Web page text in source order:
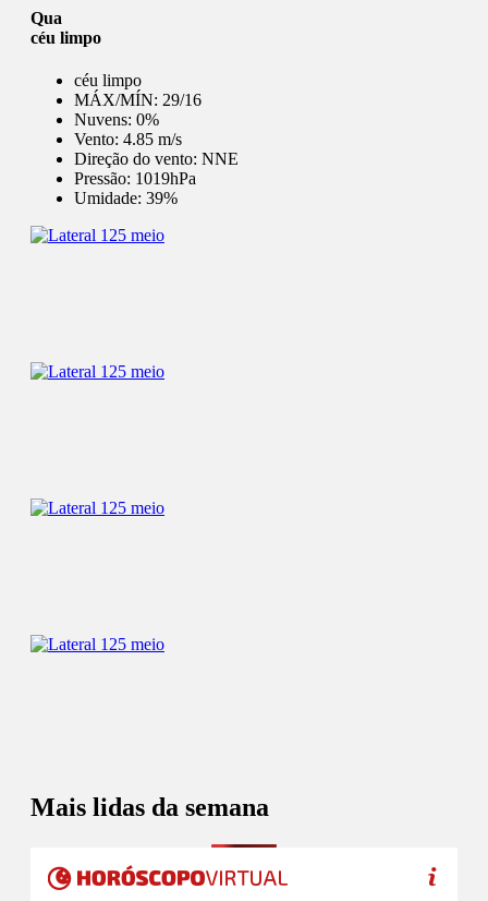
Qua
céu limpo
céu limpo
MÁX/MÍN: 29/16
Nuvens: 0%
Vento: 4.85 m/s
Direção do vento: NNE
Pressão: 1019hPa
Umidade: 39%
Mais lidas da semana